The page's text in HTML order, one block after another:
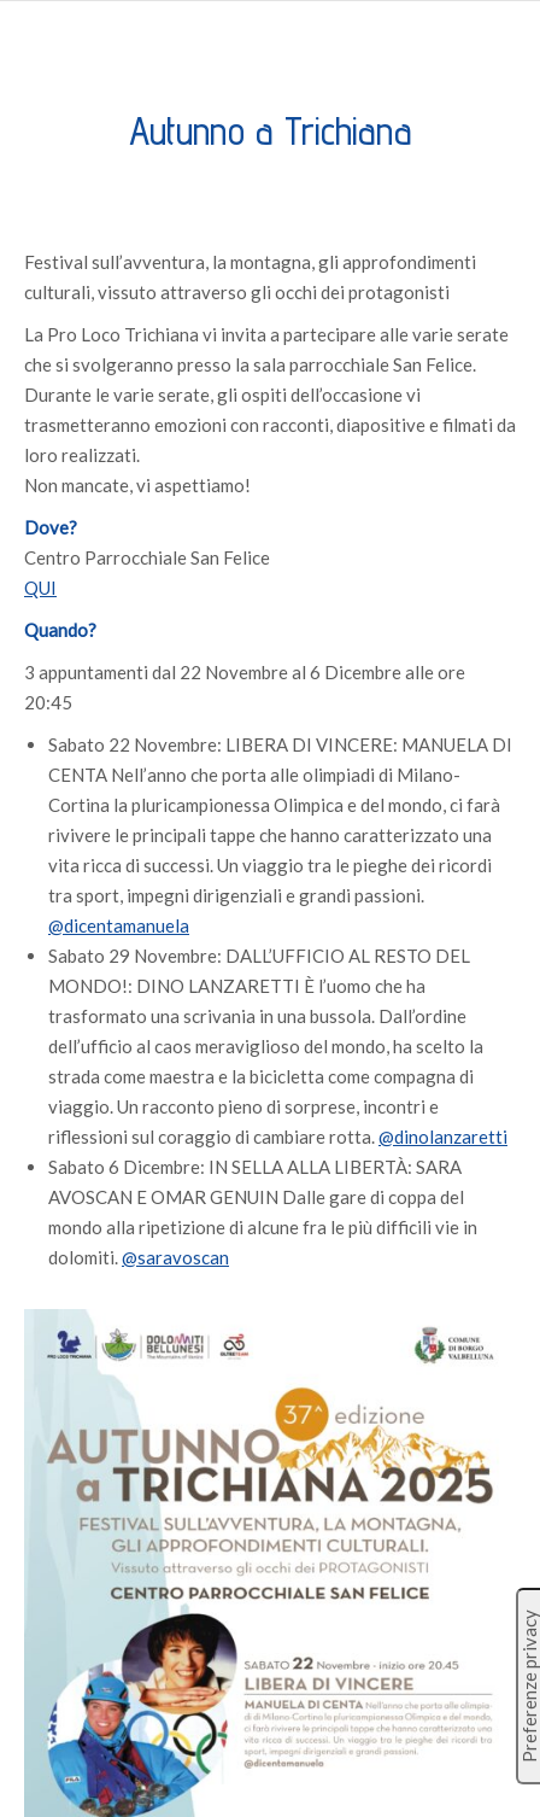
Autunno a Trichiana
Festival sull’avventura, la montagna, gli approfondimenti
culturali, vissuto attraverso gli occhi dei protagonisti
La Pro Loco Trichiana vi invita a partecipare alle varie serate
che si svolgeranno presso la sala parrocchiale San Felice.
Durante le varie serate, gli ospiti dell’occasione vi
trasmetteranno emozioni con racconti, diapositive e filmati da
loro realizzati.
Non mancate, vi aspettiamo!
Dove?
Centro Parrocchiale San Felice
QUI
Quando?
3 appuntamenti dal 22 Novembre al 6 Dicembre alle ore
20:45
Sabato 22 Novembre: LIBERA DI VINCERE: MANUELA DI
CENTA Nell’anno che porta alle olimpiadi di Milano-
Cortina la pluricampionessa Olimpica e del mondo, ci farà
rivivere le principali tappe che hanno caratterizzato una
vita ricca di successi. Un viaggio tra le pieghe dei ricordi
tra sport, impegni dirigenziali e grandi passioni.
@dicentamanuela
Sabato 29 Novembre: DALL’UFFICIO AL RESTO DEL
MONDO!: DINO LANZARETTI È l’uomo che ha
trasformato una scrivania in una bussola. Dall’ordine
dell’ufficio al caos meraviglioso del mondo, ha scelto la
strada come maestra e la bicicletta come compagna di
viaggio. Un racconto pieno di sorprese, incontri e
riflessioni sul coraggio di cambiare rotta.@dinolanzaretti
Sabato 6 Dicembre: IN SELLA ALLA LIBERTÀ: SARA
AVOSCAN E OMAR GENUIN Dalle gare di coppa del
mondo alla ripetizione di alcune fra le più difficili vie in
dolomiti.@saravoscan